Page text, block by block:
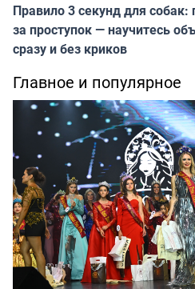
Правило 3 секунд для собак:
за проступок — научитесь
сразу и без криков
Главное и популярное